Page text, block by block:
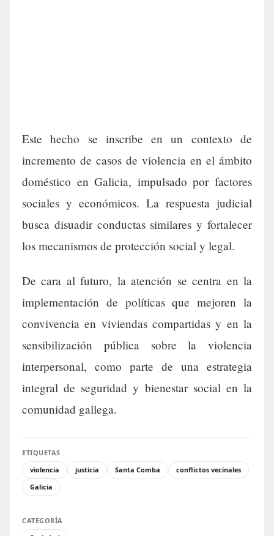
Este hecho se inscribe en un contexto de
incremento de casos de violencia en el ámbito
doméstico en Galicia, impulsado por factores
sociales y económicos. La respuesta judicial
busca disuadir conductas similares y fortalecer
los mecanismos de protección social y legal.
De cara al futuro, la atención se centra en la
implementación de políticas que mejoren la
convivencia en viviendas compartidas y en la
sensibilización pública sobre la violencia
interpersonal, como parte de una estrategia
integral de seguridad y bienestar social en la
comunidad gallega.
ETIQUETAS
violencia
justicia Santa Comba
conflictos vecinales
Galicia
CATEGORÍA